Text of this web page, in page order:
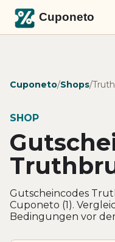
Cuponeto/Shops/
SHOP
Gutscheincodes
Cuponeto (1).
Bedingungen vor